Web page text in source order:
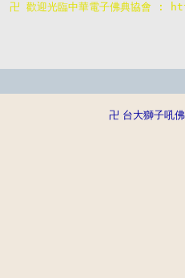
卍 歡迎光臨中華電子佛典協會
卍 台大獅子吼